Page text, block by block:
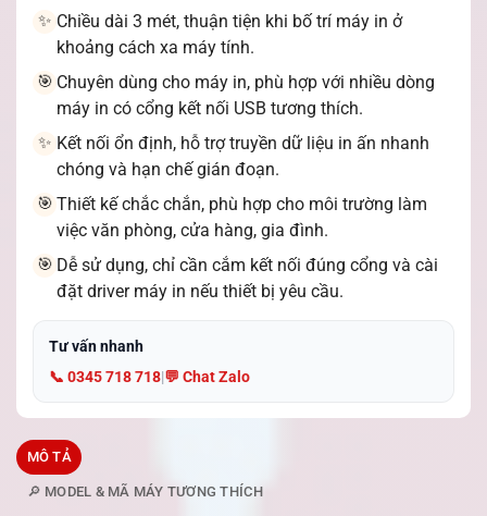
✨ Chiều dài 3 mét, thuận tiện khi bố trí máy in ở
khoảng cách xa máy tính.
🎯 Chuyên dùng cho máy in, phù hợp với nhiều dòng
máy in có cổng kết nối USB tương thích.
✨ Kết nối ổn định, hỗ trợ truyền dữ liệu in ấn nhanh
chóng và hạn chế gián đoạn.
🎯 Thiết kế chắc chắn, phù hợp cho môi trường làm
việc văn phòng, cửa hàng, gia đình.
🎯 Dễ sử dụng, chỉ cần cắm kết nối đúng cổng và cài
đặt driver máy in nếu thiết bị yêu cầu.
Tư vấn nhanh
📞 0345 718 718|💬 Chat Zalo
MÔ TẢ
🔎 MODEL & MÃ MÁY TƯƠNG THÍCH